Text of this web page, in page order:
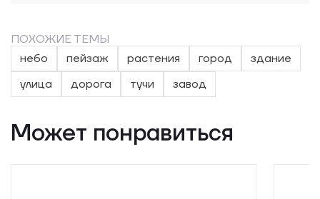
ПОХОЖИЕ ТЕМЫ
небо
пейзаж растения город
здание
улица
дорога тучи завод
Может понравиться